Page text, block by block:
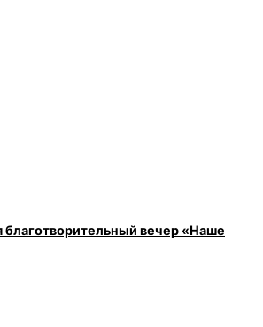
благотворительный вечер «Наше